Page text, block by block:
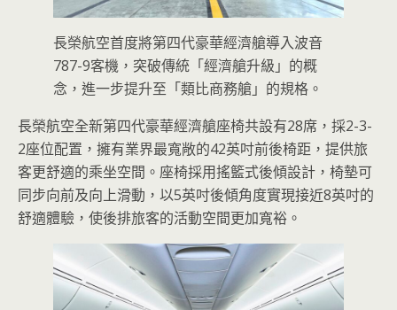
長榮航空首度將第四代豪華經濟艙導入波音
787-9客機，突破傳統「經濟艙升級」的概
念，進一步提升至「類比商務艙」的規格。
長榮航空全新第四代豪華經濟艙座椅共設有28席，採2-3-
2座位配置，擁有業界最寬敞的42英吋前後椅距，提供旅
客更舒適的乘坐空間。座椅採用搖籃式後傾設計，椅墊可
同步向前及向上滑動，以5英吋後傾角度實現接近8英吋的
舒適體驗，使後排旅客的活動空間更加寬裕。